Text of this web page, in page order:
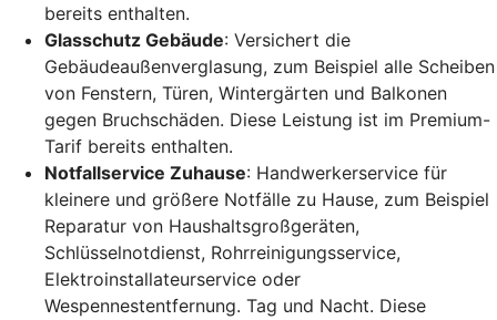
bereits enthalten.
Glasschutz Gebäude: Versichert die
Gebäudeaußenverglasung, zum Beispiel alle Scheiben
von Fenstern, Türen, Wintergärten und Balkonen
gegen Bruchschäden. Diese Leistung ist im Premium-
Tarif bereits enthalten.
Notfallservice Zuhause: Handwerkerservice für
kleinere und größere Notfälle zu Hause, zum Beispiel
Reparatur von Haushaltsgroßgeräten,
Schlüsselnotdienst, Rohrreinigungsservice,
Elektroinstallateurservice oder
Wespennestentfernung. Tag und Nacht. Diese